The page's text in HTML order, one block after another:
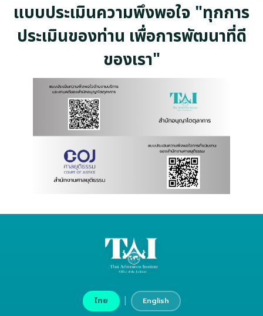
แบบประเมินความพึงพอใจ "ทุกการ
ประเมินของท่าน เพื่อการพัฒนาที่ดี
ของเรา"
ไทย | English